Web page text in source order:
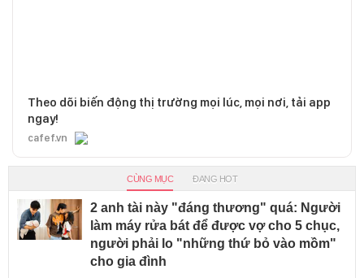
Theo dõi biến động thị trường mọi lúc, mọi nơi, tải app
ngay!
cafef.vn
CÙNG MỤC ĐANG HOT
2 anh tài này "đáng thương" quá: Người
làm máy rửa bát để được vợ cho 5 chục,
người phải lo "những thứ bỏ vào mồm"
cho gia đình